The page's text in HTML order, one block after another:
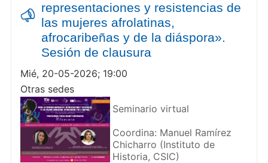
representaciones y resistencias de
las mujeres afrolatinas,
afrocaribeñas y de la diáspora».
Sesión de clausura
Mié, 20-05-2026; 19:00
Otras sedes
Seminario virtual
Coordina: Manuel Ramírez
Chicharro (Instituto de
Historia, CSIC)